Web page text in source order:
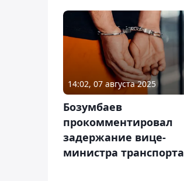
14:02, 07 августа 2025
Бозумбаев
прокомментировал
задержание вице-
министра транспорта